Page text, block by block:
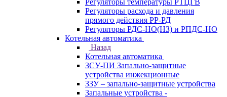
Регуляторы температуры РТЦГВ
Регуляторы расхода и давления
прямого действия РР-РД
Регуляторы РДС-НО(НЗ) и РПДС-НО
Котельная автоматика
Назад
Котельная автоматика
ЗСУ-ПИ Запально-защитные
устройства инжекционные
ЗЗУ – запально-защитные устройства
Запальные устройства -